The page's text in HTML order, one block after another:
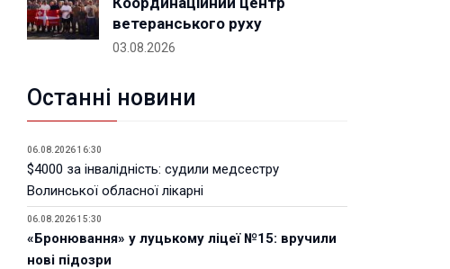
ветеранського руху
03.08.2026
Останні новини
06.08.2026 16:30
$4000 за інвалідність: судили медсестру
Волинської обласної лікарні
06.08.2026 15:30
«Бронювання» у луцькому ліцеї №15: вручили
нові підозри